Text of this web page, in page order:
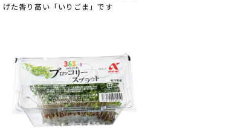
げた香り高い「いりごま」です